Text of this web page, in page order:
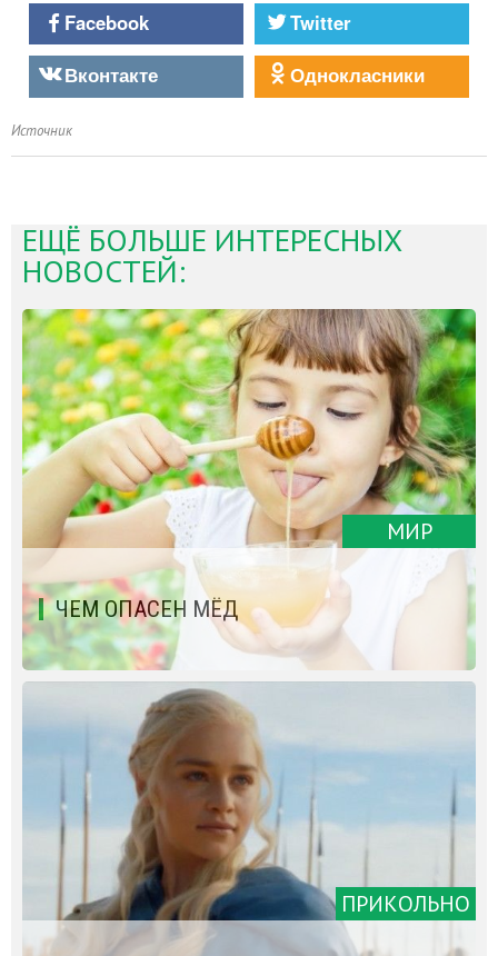
Facebook
Twitter
Вконтакте
Однокласники
Источник
ЕЩЁ БОЛЬШЕ ИНТЕРЕСНЫХ
НОВОСТЕЙ:
МИР
ЧЕМ ОПАСЕН МЁД
ПРИКОЛЬНО